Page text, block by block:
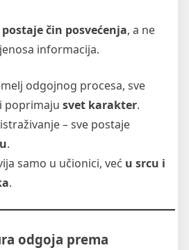
čin posvećenja, a ne
informacija.
odgojnog procesa, sve
poprimaju svet karakter.
– sve postaje
.
samo u učionici, već u srcu i
.
odgoja prema